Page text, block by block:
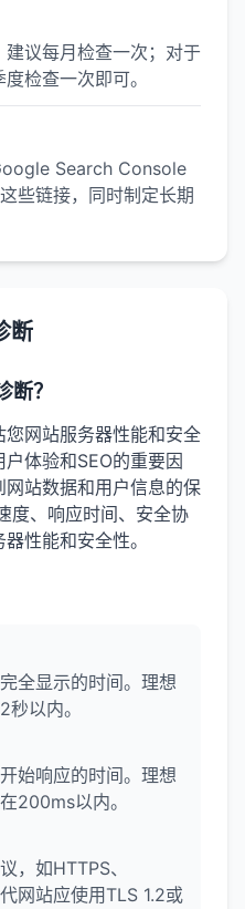
议每月检查一次；对于
检查一次即可。
Search Console
些链接，同时制定长期
断
断？
网站服务器性能和安全
体验和SEO的重要因
站数据和用户信息的保
度、响应时间、安全协
性能和安全性。
全显示的时间。理想
以内。
始响应的时间。理想
200ms以内。
，如HTTPS、
网站应使用TLS 1.2或